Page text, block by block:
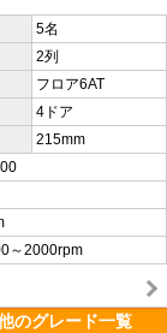
5名
2列
フロア6AT
4ドア
215mm
～2000rpm
のグレード一覧